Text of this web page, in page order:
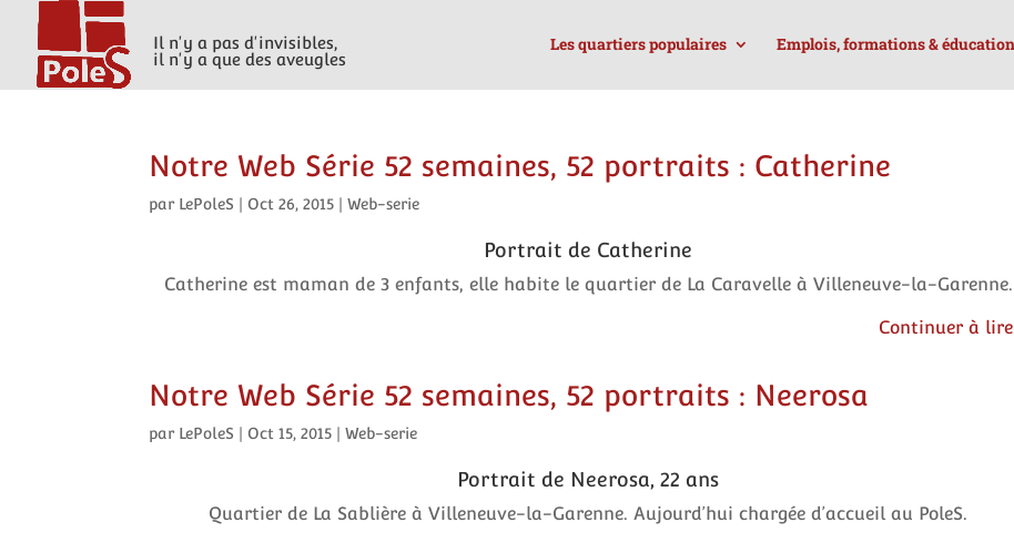
Il n'y a pas d'invisibles,
il n'y a que des aveugles
Les quartiers populaires Emplois, formations &
Notre Web Série 52 semaines, 52 portraits : Catherine
par LePoleS Oct 26, 2015 |Web-serie
Portrait de Catherine
Catherine est maman de 3 enfants, elle habite le quartier de La Caravelle à Villeneuve-la-Garenne.
Continuer à lire
Notre Web Série 52 semaines, 52 portraits : Neerosa
par LePoleS Oct 15, 2015 |Web-serie
Portrait de Neerosa, 22 ans
Quartier de La Sablière à Villeneuve-la-Garenne. Aujourd’hui chargée d’accueil au PoleS.